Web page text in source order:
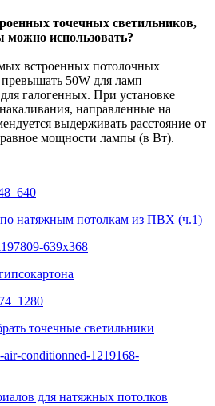
точечных светильников,
использовать?
встроенных потолочных
50W для ламп
галогенных. При установке
направленные на
выдерживать расстояние от
мощности лампы (в Вт).
натяжным потолкам из ПВХ (ч.1)
точечные светильники
для натяжных потолков